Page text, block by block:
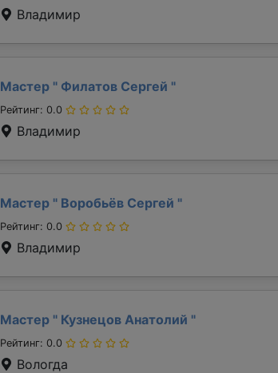
Владимир
Мастер " Филатов Сергей "
Рейтинг: 0.0
Владимир
Мастер " Воробьёв Сергей "
Рейтинг: 0.0
Владимир
Мастер " Кузнецов Анатолий "
Рейтинг: 0.0
Вологда